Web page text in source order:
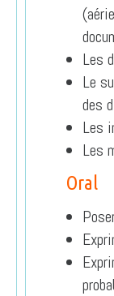
Les
Le
des
Les
Les
Oral